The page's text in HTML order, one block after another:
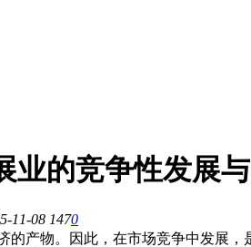
业的竞争性发展
11-08 1470
的产物。因此，在市场竞争中发展